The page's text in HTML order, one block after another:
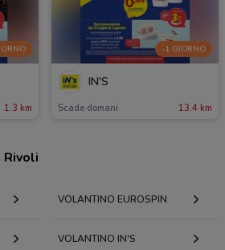
1.3 km
-1 GIORNO
IN'S
Scade domani 13.4 km
Rivoli
VOLANTINO EUROSPIN
VOLANTINO IN'S